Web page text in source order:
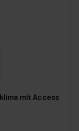
Access